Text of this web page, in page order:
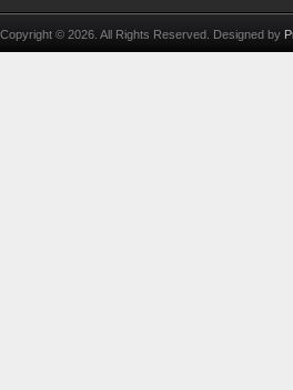
Copyright © 2026. All Rights Reserved. Designed by